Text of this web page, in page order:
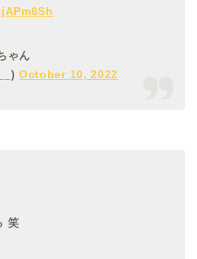
ゃん
October 10, 2022
笑